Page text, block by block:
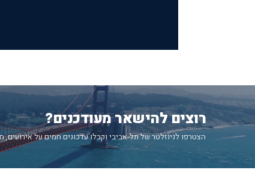
רוצים להישאר מעודכנים?
הצטרפו לניוזלטר של תל-אביבי וקבלו עדכונים חמים על אירועים,